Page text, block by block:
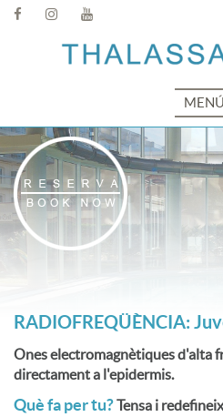
MENÚ
RADIOFREQÜÈNCIA:
Ones electromagnètiques d'alta
directament a l'epidermis.
Què fa per tu?Tensa i